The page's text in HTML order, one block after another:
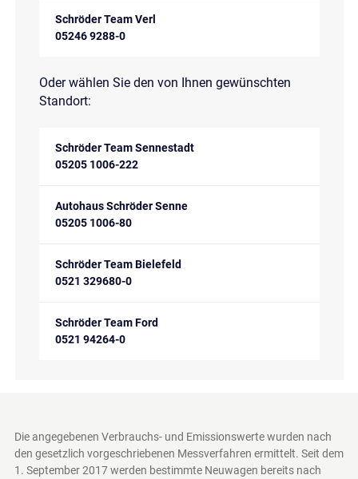
Schröder Team Verl
05246 9288-0
Oder wählen Sie den von Ihnen gewünschten
Standort:
Schröder Team Sennestadt
05205 1006-222
Autohaus Schröder Senne
05205 1006-80
Schröder Team Bielefeld
0521 329680-0
Schröder Team Ford
0521 94264-0
Die angegebenen Verbrauchs- und Emissionswerte wurden nach
den gesetzlich vorgeschriebenen Messverfahren ermittelt. Seit dem
1. September 2017 werden bestimmte Neuwagen bereits nach